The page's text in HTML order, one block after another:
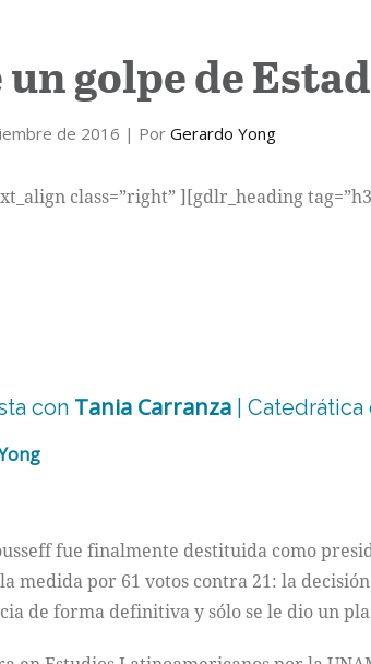
un golpe de
de 2016 | Por Gerardo Yong
class=”right” ][gdlr_heading
con Tania Carranza |
fue finalmente destituida como
medida por 61 votos contra 21: la
de forma definitiva y sólo se le dio un